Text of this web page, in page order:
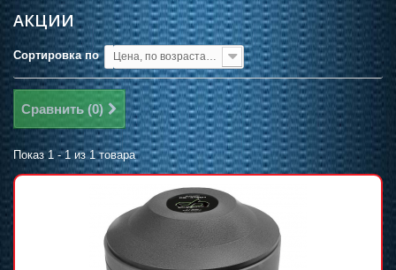
АКЦИИ
Сортировка по
Сравнить (0)
Показ 1 - 1 из 1 товара